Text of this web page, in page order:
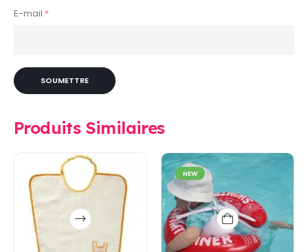
E-mail *
Produits Similaires
Ce
produit
NEW